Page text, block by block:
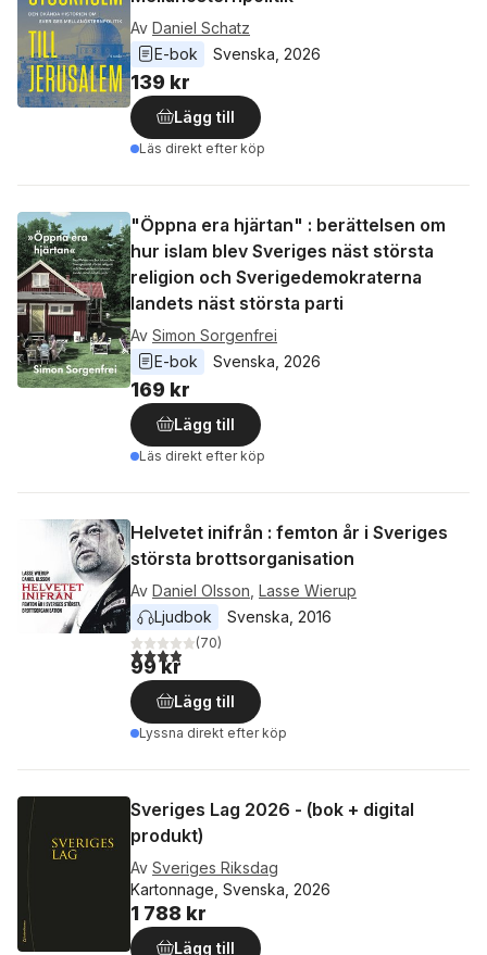
Av Daniel Schatz
E-bok
Svenska 2026
139 kr
Lägg till
Läs direkt efter köp
"Öppna era hjärtan" : berättelsen om
hur islam blev Sveriges näst största
religion och Sverigedemokraterna
landets näst största parti
Av Simon Sorgenfrei
E-bok
Svenska 2026
169 kr
Lägg till
Läs direkt efter köp
Helvetet inifrån : femton år i Sveriges
största brottsorganisation
Av Daniel Olsson Lasse Wierup
Ljudbok
Svenska 2016
3,9utav 5 stjärnor. Totalt antal röster:
(70)
99 kr
Lägg till
Lyssna direkt efter köp
Sveriges Lag 2026 - (bok + digital
produkt)
Av Sveriges Riksdag
Kartonnage, Svenska, 2026
1 788 kr
Lägg till